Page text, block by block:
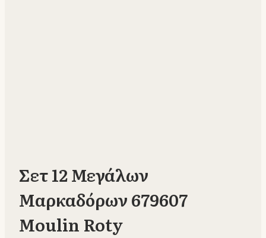
Σετ 12 Μεγάλων
Μαρκαδόρων 679607
Moulin Roty